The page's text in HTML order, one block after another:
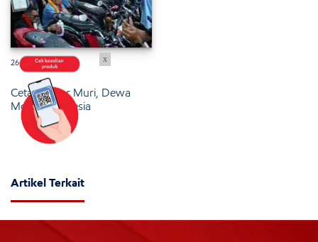
26 Januari 2025
Cetak Rekor Muri, Dewa
Motor Indonesia
Artikel Terkait
x